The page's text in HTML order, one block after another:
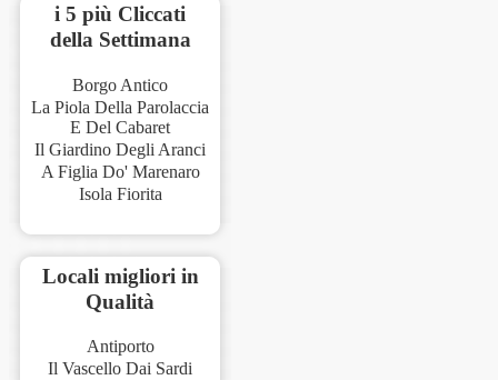
i 5 più Cliccati
della Settimana
Borgo Antico
La Piola Della Parolaccia
E Del Cabaret
Il Giardino Degli Aranci
A Figlia Do' Marenaro
Isola Fiorita
Locali migliori in
Qualità
Antiporto
Il Vascello Dai Sardi